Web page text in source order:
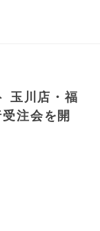
玉川店・福
注会を開